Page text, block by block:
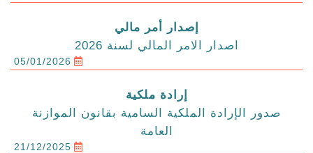
إصدار أمر مالي
اصدار الامر المالي لسنة 2026
05/01/2026
إرادة ملكية
صدور الإرادة الملكية السامية بقانون الموازنة
العامة
21/12/2025